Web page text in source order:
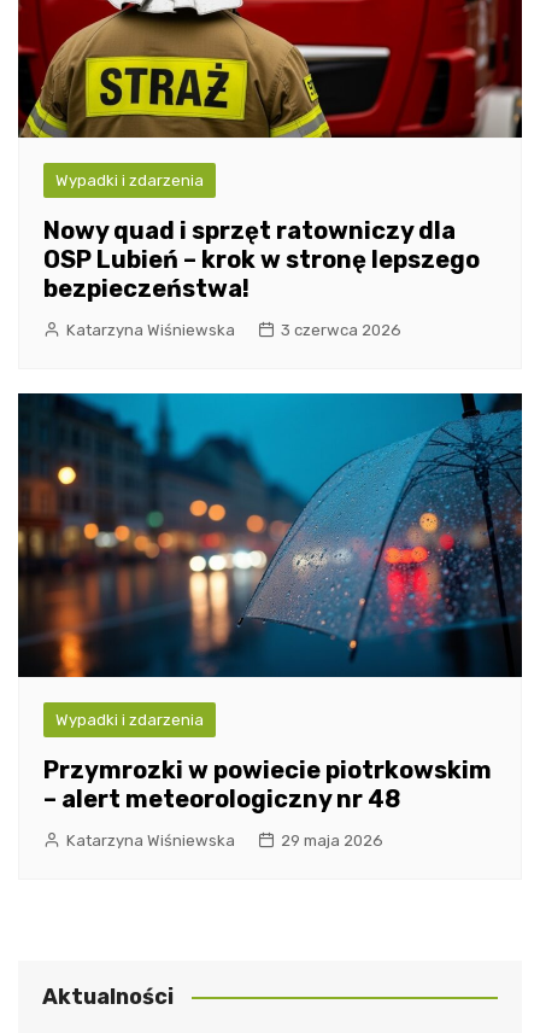
Wypadki i zdarzenia
Nowy quad i sprzęt ratowniczy dla
OSP Lubień – krok w stronę lepszego
bezpieczeństwa!
Katarzyna Wiśniewska 3 czerwca 2026
Wypadki i zdarzenia
Przymrozki w powiecie piotrkowskim
– alert meteorologiczny nr 48
Katarzyna Wiśniewska 29 maja 2026
Aktualności